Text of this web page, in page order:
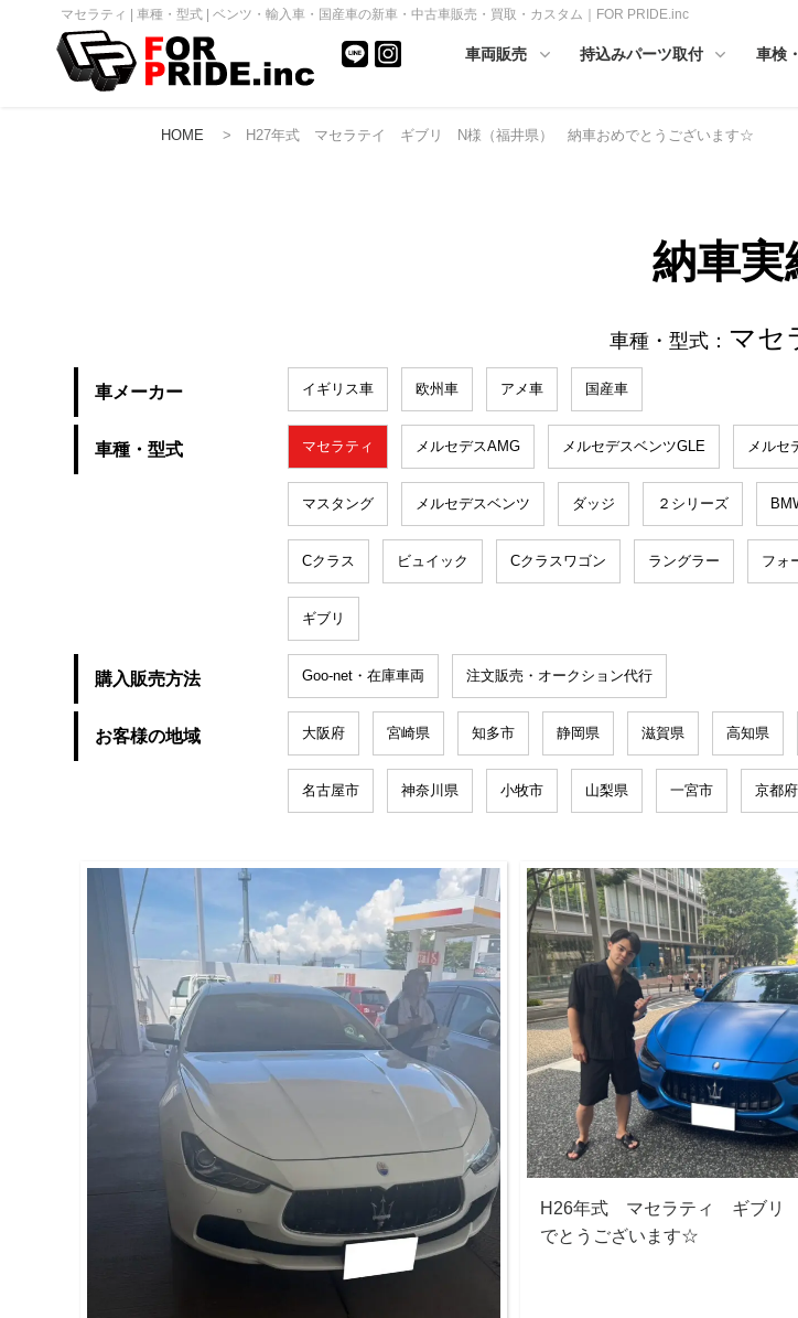
マセラティ | 車種・型式 | ベンツ・輸入車・国産車の新車・中古車販売・買取・カスタム｜FOR PRIDE.inc
車両販売 持込みパーツ取付 車検
HOME > H27年式 マセラテイ ギブリ N様（福井県） 納車おめでとうございます☆
納車実
車種・型式： マセ
車メーカー イギリス車 欧州車 アメ車 国産車
車種・型式 マセラティ メルセデスAMG メルセデスベンツGLE メルセ
マスタング メルセデスベンツ ダッジ ２シリーズ
Cクラス ビュイック Cクラスワゴン ラングラー フォ
ギブリ
購入販売方法 Goo-net・在庫車両 注文販売・オークション代行
お客様の地域 大阪府 宮崎県 知多市 静岡県 滋賀県 高知県
名古屋市 神奈川県 小牧市 山梨県 一宮市 京都府
H26年式 マセラティ ギブ
でとうございます☆